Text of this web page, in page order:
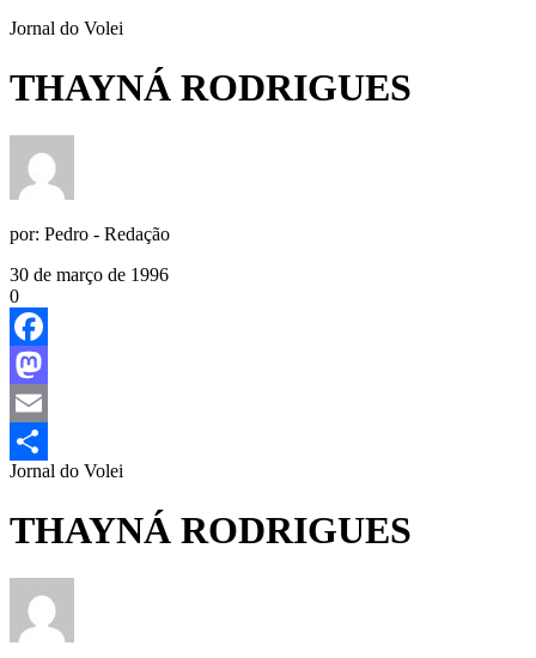
Jornal do Volei
THAYNÁ RODRIGUES
por: Pedro - Redação
30 de março de 1996
0
Facebook
Mastodon
Email
Share
Jornal do Volei
THAYNÁ RODRIGUES